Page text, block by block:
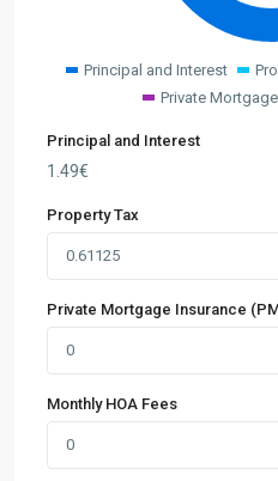
Principal and Interest
Private
Principal and Interest
1.49€
Property Tax
Private Mortgage Insurance
Monthly HOA Fees